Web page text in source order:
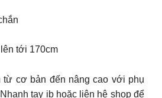
tới 170cm
từ cơ bản đến nâng cao với phụ
tay ib hoặc liên hệ shop để